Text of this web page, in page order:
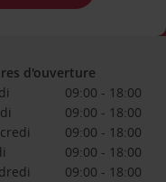
d'ouverture
09:00 - 18:00
09:00 - 18:00
09:00 - 18:00
09:00 - 18:00
09:00 - 18:00